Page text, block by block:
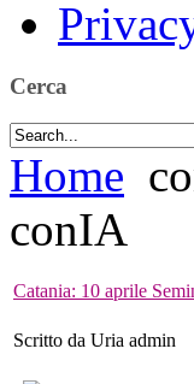
Cerca
Home
conIA
Catania: 10 aprile
Scritto da Uria admin